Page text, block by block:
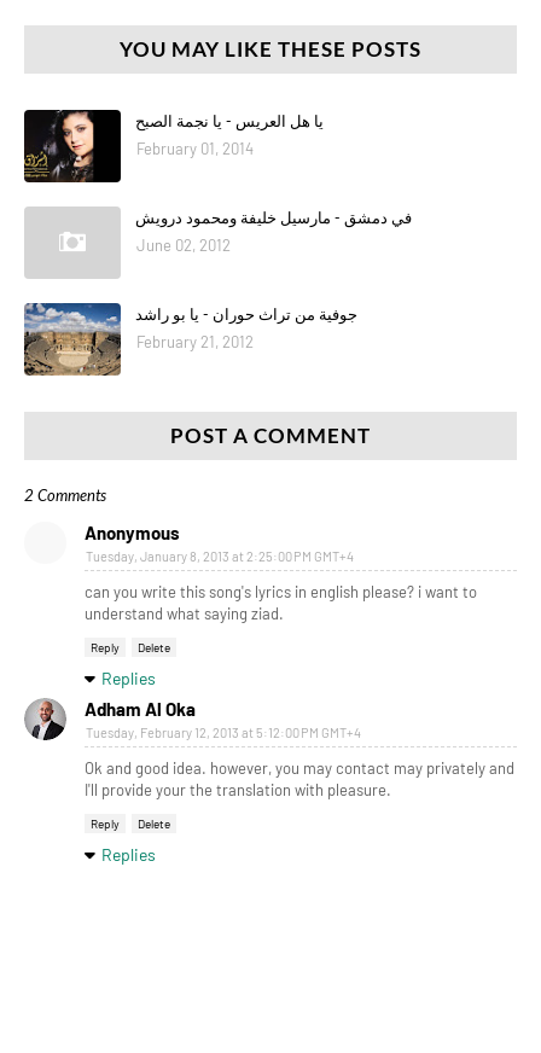
YOU MAY LIKE THESE POSTS
يا هل العريس - يا نجمة الصبح
February 01, 2014
في دمشق - مارسيل خليفة ومحمود درويش
June 02, 2012
جوفية من تراث حوران - يا بو راشد
February 21, 2012
POST A COMMENT
2 Comments
Anonymous
Tuesday, January 8, 2013 at 2:25:00 PM GMT+4
can you write this song's lyrics in english please? i want to
understand what saying ziad.
Reply Delete
Replies
Adham Al Oka
Tuesday, February 12, 2013 at 5:12:00 PM GMT+4
Ok and good idea. however, you may contact may privately and
I'll provide your the translation with pleasure.
Reply Delete
Replies